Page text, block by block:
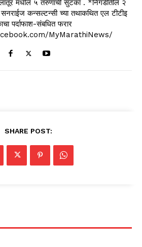
लातूर मधील ५ तरुणांची सुटका . *निगडीतील २
सनराईज कन्सल्टन्सी च्या तथाकथित एल टीटीइ
पर्दाफाश-संबधित फरार
MyMarathiNews/
SHARE POST: